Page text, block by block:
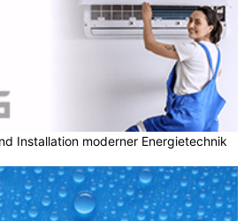
Installation moderner Energietechnik